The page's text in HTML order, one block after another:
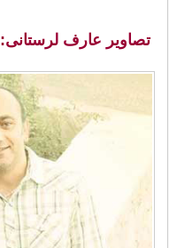
تصاویر عارف لرستانی: